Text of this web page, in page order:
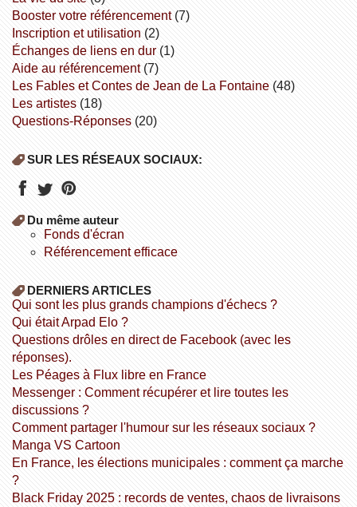
booster votre référencement(7)
inscription et utilisation (2)
échanges de liens en dur(1)
aide au référencement(7)
Les Fables et Contes de Jean de La Fontaine(48)
Les artistes(18)
Questions-Réponses(20)
SUR LES RÉSEAUX SOCIAUX:
Du même auteur
fonds d'écran
référencement efficace
DERNIERS ARTICLES
Qui sont les plus grands champions d'échecs ?
Qui était Arpad Elo ?
Questions drôles en direct de Facebook (avec les
réponses).
Les Péages à Flux libre en France
Messenger : Comment récupérer et lire toutes les
discussions ?
Comment partager l'humour sur les réseaux sociaux ?
Manga VS Cartoon
En France, les élections municipales : comment ça marche
?
Black Friday 2025 : records de ventes, chaos de livraisons